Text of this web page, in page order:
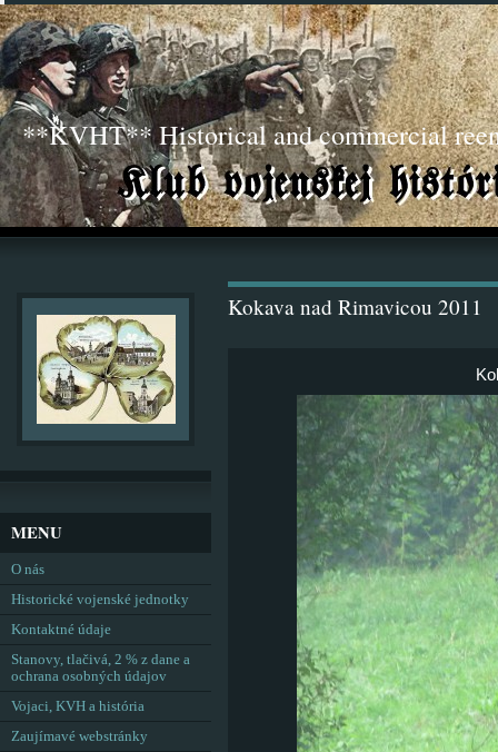
**KVHT** Historical and commercial
Kokava nad Rimavicou 2011
MENU
O nás
Historické vojenské jednotky
Kontaktné údaje
Stanovy, tlačivá, 2 % z dane a
ochrana osobných údajov
Vojaci, KVH a história
Zaujímavé webstránky